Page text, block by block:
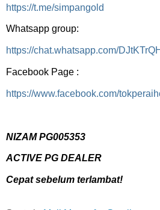
https://t.me/simpangold
Whatsapp group:
https://chat.whatsapp.com/
Facebook Page :
https://www.facebook.com/
NIZAM PG005353
ACTIVE PG DEALER
Cepat sebelum terlambat!